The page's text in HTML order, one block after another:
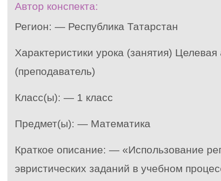
Автор конспекта:
Регион: — Республика Татарстан
Характеристики урока (занятия)
(преподаватель)
Класс(ы): — 1 класс
Предмет(ы): — Математика
Краткое описание: — «Использование
эвристических заданий в учебном